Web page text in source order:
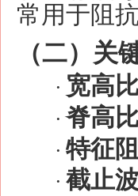
常用于阻
（二）关
· 宽高
· 脊高
· 特征
· 截止